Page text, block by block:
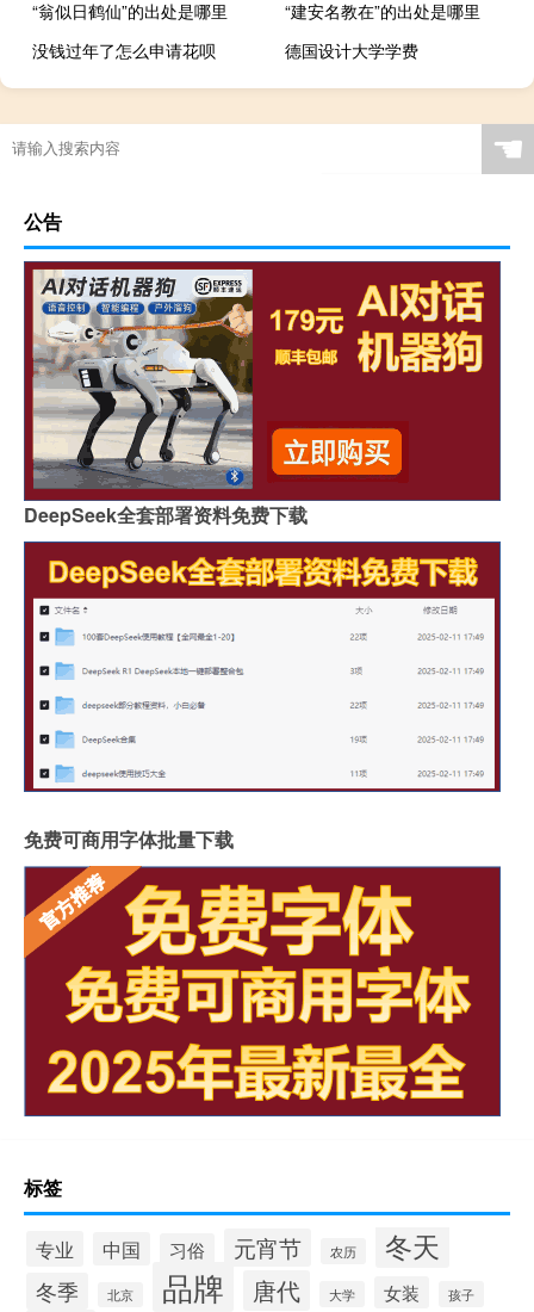
“翁似日鹤仙”的出处是哪里
“建安名教在”的出处是哪里
没钱过年了怎么申请花呗
德国设计大学学费
☚
公告
DeepSeek全套部署资料免费下载
免费可商用字体批量下载
标签
专业 中国 习俗 元宵节 农历 冬天
冬季 北京 品牌 唐代 大学 女装 孩子